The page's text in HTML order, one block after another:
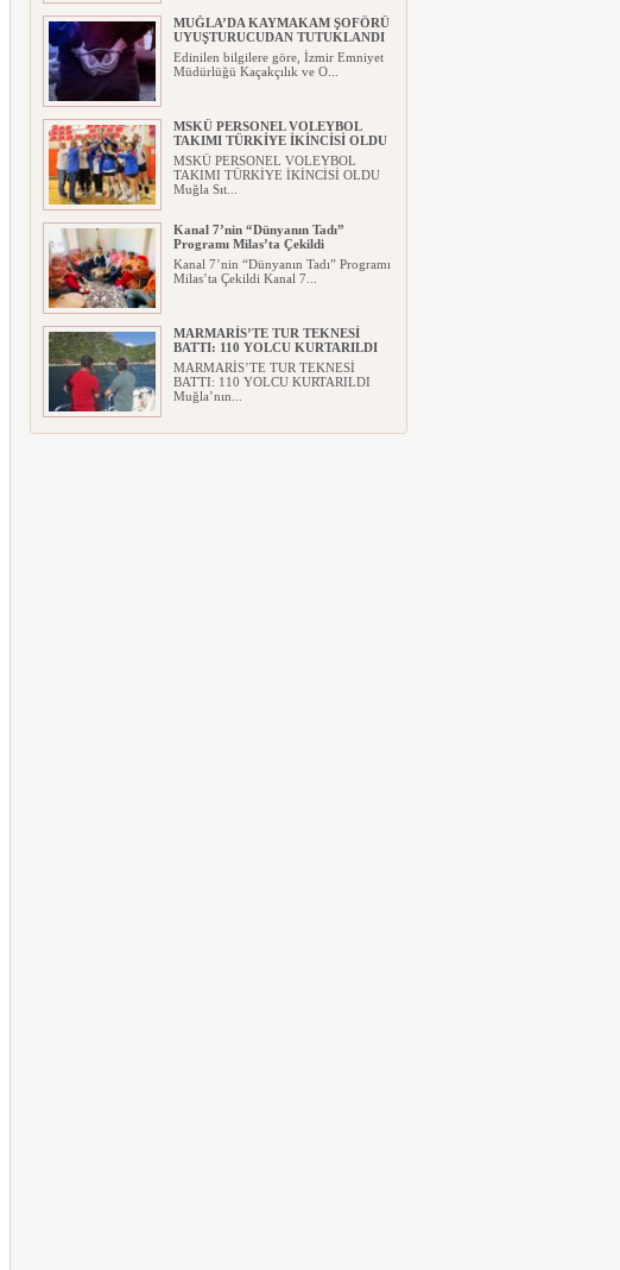
MUĞLA’DA KAYMAKAM ŞOFÖRÜ
UYUŞTURUCUDAN TUTUKLANDI
Edinilen bilgilere göre, İzmir Emniyet
Müdürlüğü Kaçakçılık ve O...
MSKÜ PERSONEL VOLEYBOL
TAKIMI TÜRKİYE İKİNCİSİ OLDU
MSKÜ PERSONEL VOLEYBOL
TAKIMI TÜRKİYE İKİNCİSİ OLDU
Muğla Sıt...
Kanal 7’nin “Dünyanın Tadı”
Programı Milas’ta Çekildi
Kanal 7’nin “Dünyanın Tadı” Programı
Milas’ta Çekildi Kanal 7...
MARMARİS’TE TUR TEKNESİ
BATTI: 110 YOLCU KURTARILDI
MARMARİS’TE TUR TEKNESİ
BATTI: 110 YOLCU KURTARILDI
Muğla’nın...
MUĞLA’YA DEV SPOR